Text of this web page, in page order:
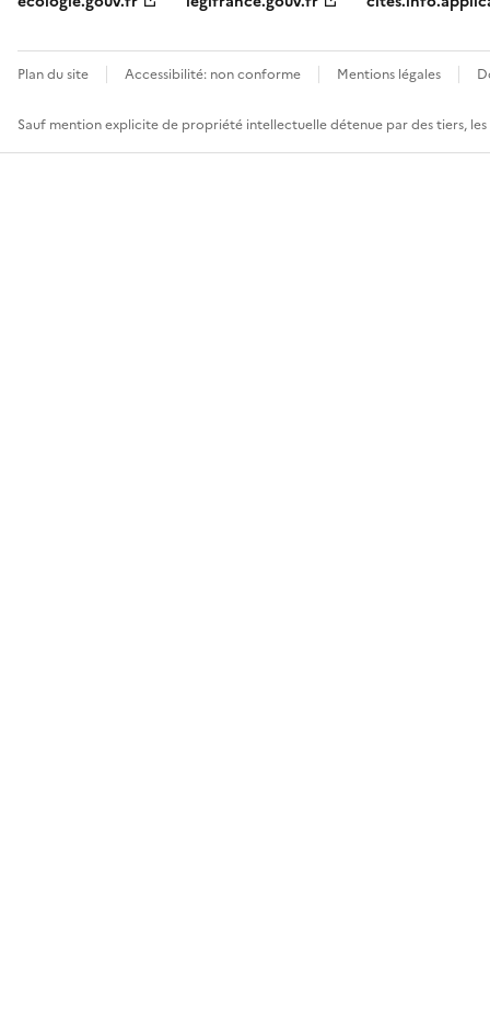
Plan du site Accessibilité: non conforme Mentions légales
Sauf mention explicite de propriété intellectuelle détenue par des tiers,